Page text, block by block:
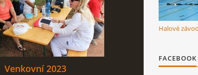
Venkovní 2023
Halové
FACEBOOK